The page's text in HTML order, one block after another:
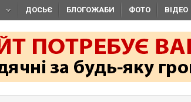
ДОСЬЄ БЛОГОЖАБИ ФОТО ВІДЕО